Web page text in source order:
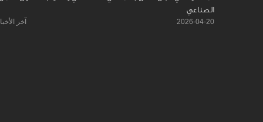
الصناعي
2026-04-20 آخر